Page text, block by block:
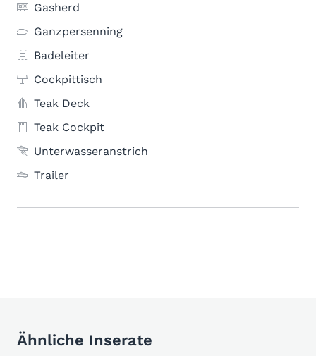
Gasherd
Ganzpersenning
Badeleiter
Cockpittisch
Teak Deck
Teak Cockpit
Unterwasseranstrich
Trailer
Ähnliche Inserate